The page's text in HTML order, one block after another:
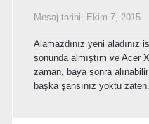
Mesaj tarihi: Ekim 7, 2015
Alamazdınız yeni aladınız
sonunda almıştım ve Acer
zaman, baya sonra
başka şansınız yoktu zaten.